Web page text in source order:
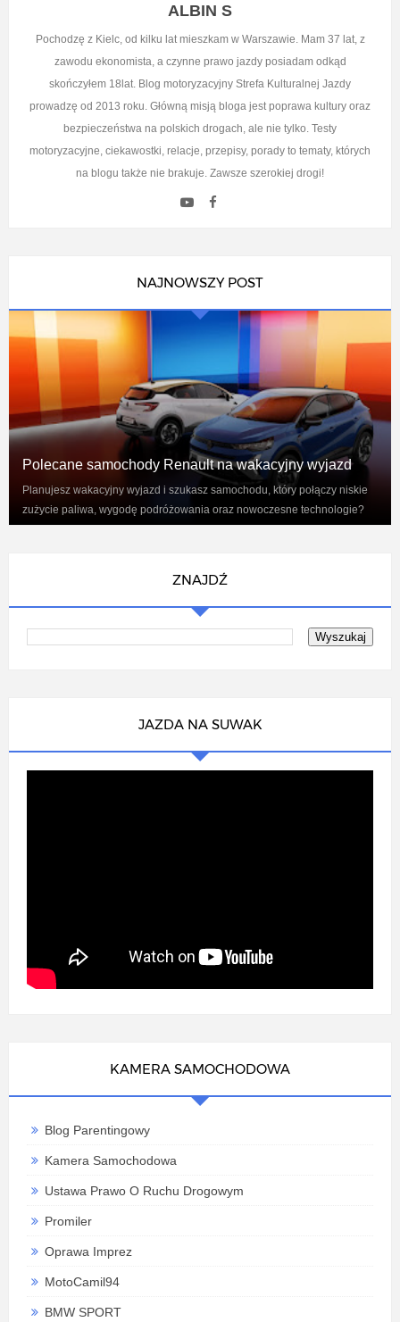
ALBIN S
Pochodzę z Kielc, od kilku lat mieszkam w Warszawie. Mam 37 lat, z
zawodu ekonomista, a czynne prawo jazdy posiadam odkąd
skończyłem 18lat. Blog motoryzacyjny Strefa Kulturalnej Jazdy
prowadzę od 2013 roku. Główną misją bloga jest poprawa kultury oraz
bezpieczeństwa na polskich drogach, ale nie tylko. Testy
motoryzacyjne, ciekawostki, relacje, przepisy, porady to tematy, których
na blogu także nie brakuje. Zawsze szerokiej drogi!
NAJNOWSZY POST
Polecane samochody Renault na wakacyjny wyjazd
Planujesz wakacyjny wyjazd i szukasz samochodu, który połączy niskie
zużycie paliwa, wygodę podróżowania oraz nowoczesne technologie?
ZNAJDŹ
JAZDA NA SUWAK
KAMERA SAMOCHODOWA
Blog Parentingowy
Kamera Samochodowa
Ustawa Prawo O Ruchu Drogowym
Promiler
Oprawa Imprez
MotoCamil94
BMW SPORT